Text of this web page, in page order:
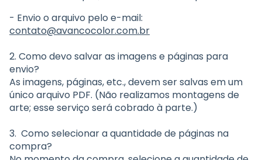
- Envio o arquivo pelo e-mail:
contato@avancocolor.com.br
2. Como devo salvar as imagens e páginas para
envio?
As imagens, páginas, etc., devem ser salvas em um
único arquivo PDF. (Não realizamos montagens de
arte; esse serviço será cobrado à parte.)
3. Como selecionar a quantidade de páginas na
compra?